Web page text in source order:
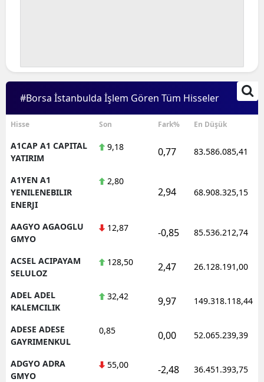
Çankırı
Çorum
Denizli
Elazığ
Erzurum
Eskişehir
Gümüşhane
#Borsa İstanbulda İşlem Gören Tüm Hisseler
Hisse Son Fark% En Düşük
A1CAP A1 CAPITAL
YATIRIM
9,18 0,77 83.586.085,41
A1YEN A1
YENILENEBILIR
ENERJI
2,80
2,94 68.908.325,15
AAGYO AGAOGLU
GMYO
12,87 -0,85 85.536.212,74
ACSEL ACIPAYAM
SELULOZ
128,50 2,47 26.128.191,00
ADEL ADEL
KALEMCILIK
32,42 9,97 149.318.118,44
ADESE ADESE
GAYRIMENKUL
0,85 0,00 52.065.239,39
ADGYO ADRA
GMYO
55,00 -2,48 36.451.393,75